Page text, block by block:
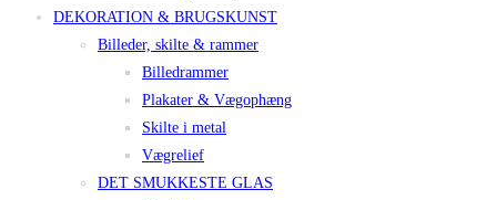
DEKORATION & BRUGSKUNST
Billeder, skilte & rammer
Billedrammer
Plakater & Vægophæng
Skilte i metal
Vægrelief
DET SMUKKESTE GLAS